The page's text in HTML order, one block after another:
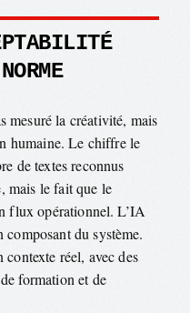
mesuré la créativité, mais
humaine. Le chiffre le
de textes reconnus
mais le fait que le
flux opérationnel. L’IA
composant du système.
contexte réel, avec des
formation et de